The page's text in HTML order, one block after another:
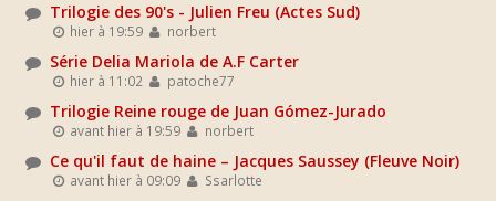
Trilogie des 90's - Julien Freu (Actes Sud)
hier à 19:59 norbert
Série Delia Mariola de A.F Carter
hier à 11:02 patoche77
Trilogie Reine rouge de Juan Gómez-Jurado
avant hier à 19:59 norbert
Ce qu'il faut de haine – Jacques Saussey (Fleuve Noir)
avant hier à 09:09 Ssarlotte